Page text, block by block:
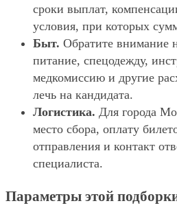
сроки выплат,
условия, при которых
Быт. Обратите внимание
питание, спецодежду,
медкомиссию и другие
лечь на кандидата.
Логистика. Для города
место сбора, оплату
отправления и контакт
специалиста.
Параметры этой